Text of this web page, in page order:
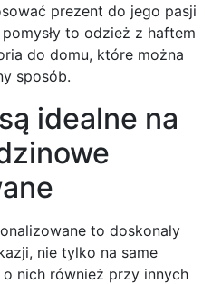
prezent do jego pasji
to odzież z haftem
do domu, które można
sposób.
idealne na
to doskonały
nie tylko na same
nich również przy innych